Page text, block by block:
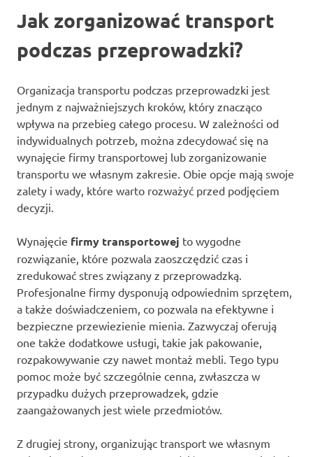
Jak zorganizować transport
podczas przeprowadzki?
Organizacja transportu podczas przeprowadzki jest
jednym z najważniejszych kroków, który znacząco
wpływa na przebieg całego procesu. W zależności od
indywidualnych potrzeb, można zdecydować się na
wynajęcie firmy transportowej lub zorganizowanie
transportu we własnym zakresie. Obie opcje mają swoje
zalety i wady, które warto rozważyć przed podjęciem
decyzji.
Wynajęcie firmy transportowej to wygodne
rozwiązanie, które pozwala zaoszczędzić czas i
zredukować stres związany z przeprowadzką.
Profesjonalne firmy dysponują odpowiednim sprzętem,
a także doświadczeniem, co pozwala na efektywne i
bezpieczne przewiezienie mienia. Zazwyczaj oferują
one także dodatkowe usługi, takie jak pakowanie,
rozpakowywanie czy nawet montaż mebli. Tego typu
pomoc może być szczególnie cenna, zwłaszcza w
przypadku dużych przeprowadzek, gdzie
zaangażowanych jest wiele przedmiotów.
Z drugiej strony, organizując transport we własnym